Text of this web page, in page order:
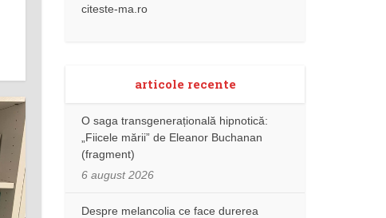
citeste-ma.ro
articole recente
O saga transgenerațională hipnotică:
„Fiicele mării” de Eleanor Buchanan
(fragment)
6 august 2026
Despre melancolia ce face durerea